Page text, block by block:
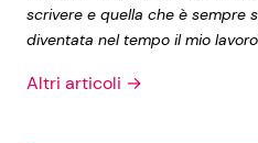
scrivere e quella che è sempre
diventata nel tempo il mio
Altri articoli →